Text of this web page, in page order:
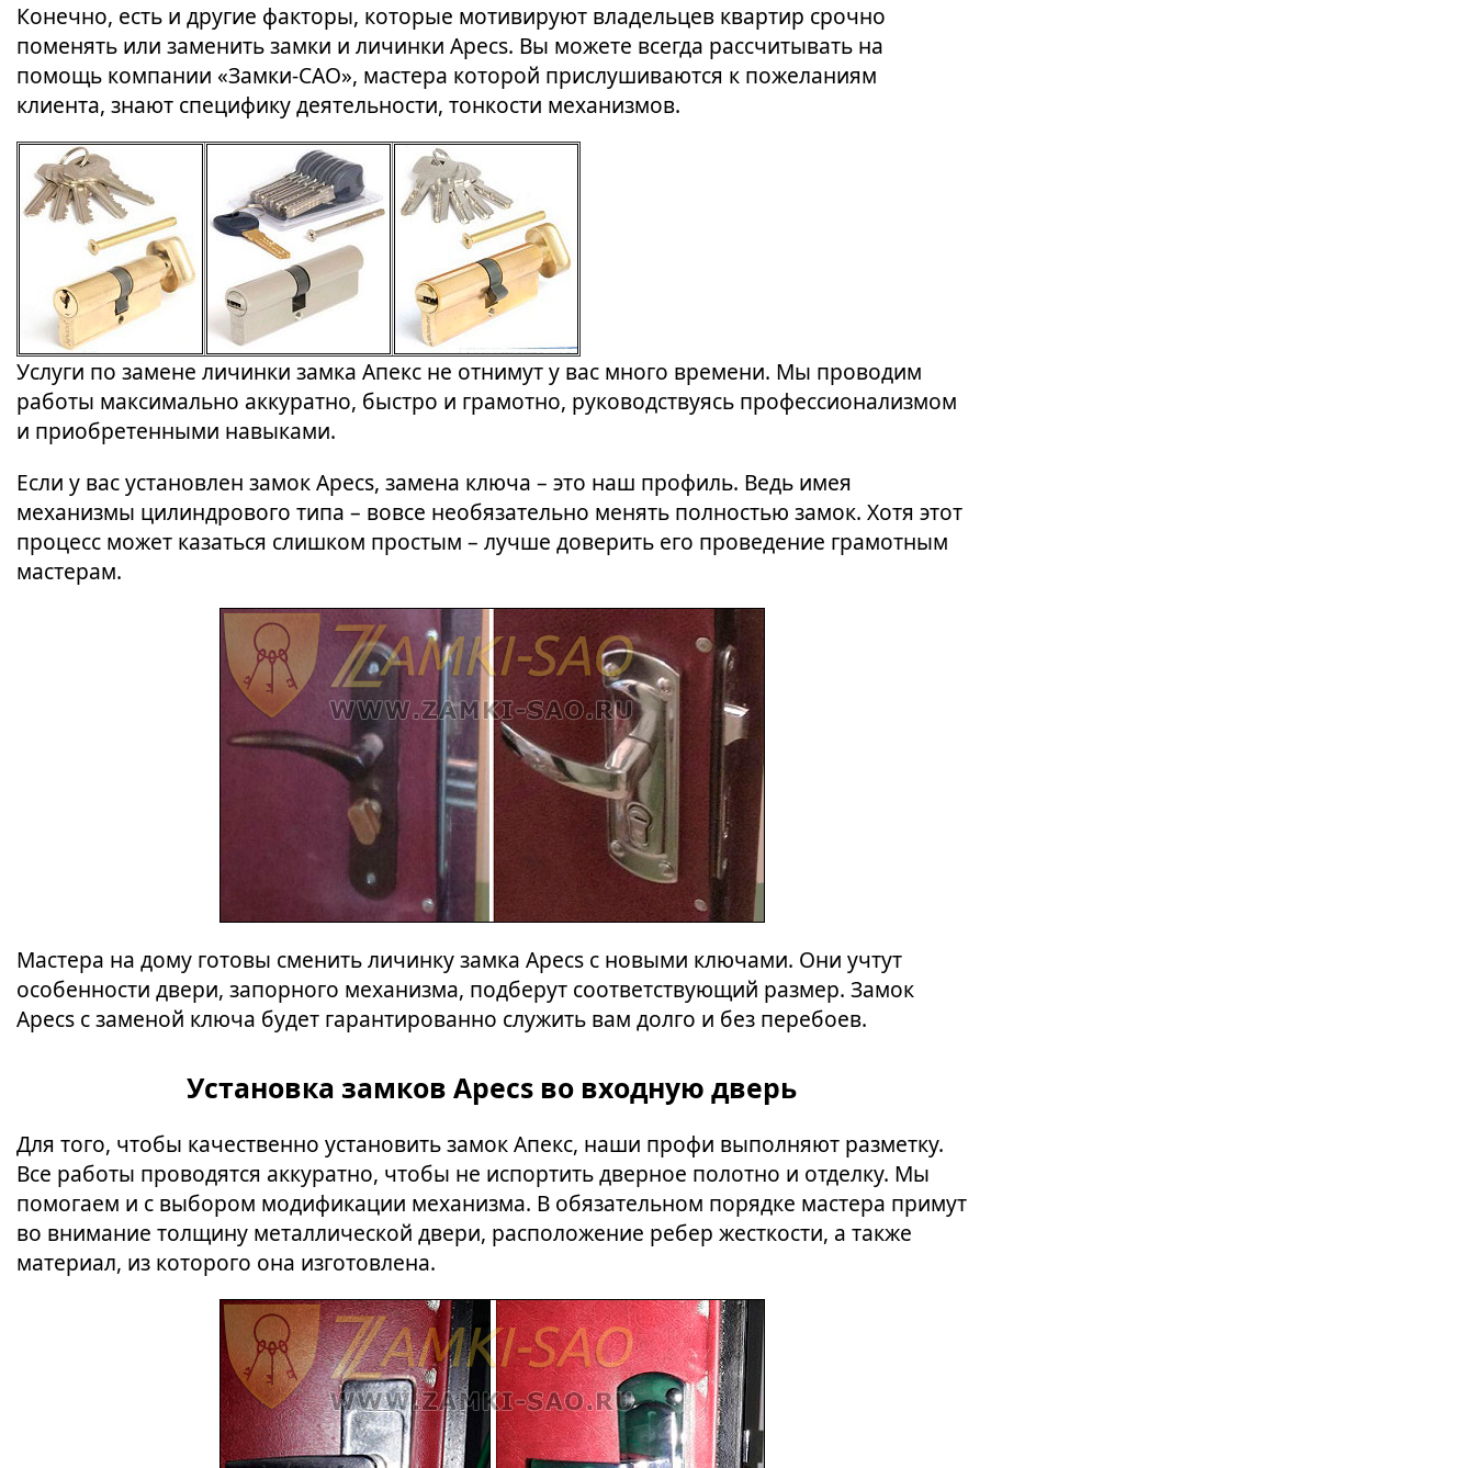
Конечно, есть и другие факторы, которые мотивируют владельцев квартир срочно
поменять или заменить замки и личинки Apecs. Вы можете всегда рассчитывать на
помощь компании «Замки-САО», мастера которой прислушиваются к пожеланиям
клиента, знают специфику деятельности, тонкости механизмов.
Услуги по замене личинки замка Апекс не отнимут у вас много времени. Мы проводим
работы максимально аккуратно, быстро и грамотно, руководствуясь профессионализмом
и приобретенными навыками.
Если у вас установлен замок Apecs, замена ключа – это наш профиль. Ведь имея
механизмы цилиндрового типа – вовсе необязательно менять полностью замок. Хотя этот
процесс может казаться слишком простым – лучше доверить его проведение грамотным
мастерам.
Мастера на дому готовы сменить личинку замка Apecs с новыми ключами. Они учтут
особенности двери, запорного механизма, подберут соответствующий размер. Замок
Apecs с заменой ключа будет гарантированно служить вам долго и без перебоев.
Установка замков Apecs во входную дверь
Для того, чтобы качественно установить замок Апекс, наши профи выполняют разметку.
Все работы проводятся аккуратно, чтобы не испортить дверное полотно и отделку. Мы
помогаем и с выбором модификации механизма. В обязательном порядке мастера примут
во внимание толщину металлической двери, расположение ребер жесткости, а также
материал, из которого она изготовлена.